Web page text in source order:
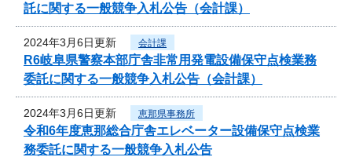
託に関する一般競争入札公告（会計課）
2024年3月6日更新 会計課
R6岐阜県警察本部庁舎非常用発電設備保守点検業務
委託に関する一般競争入札公告（会計課）
2024年3月6日更新 恵那県事務所
令和6年度恵那総合庁舎エレベーター設備保守点検業
務委託に関する一般競争入札公告